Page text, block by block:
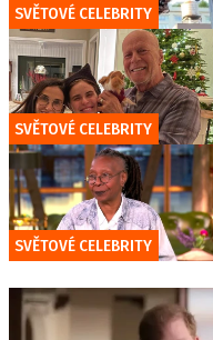
SVĚTOVÉ CELEBRITY
SVĚTOVÉ CELEBRITY
SVĚTOVÉ CELEBRITY